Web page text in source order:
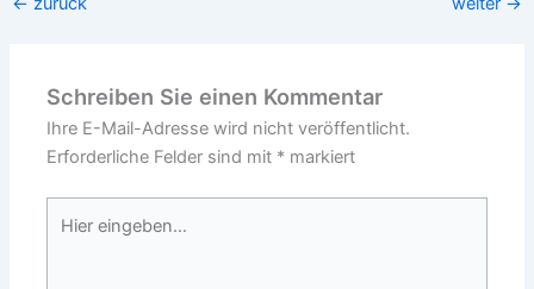
Schreiben Sie einen Kommentar
Ihre E-Mail-Adresse wird nicht veröffentlicht.
Erforderliche Felder sind mit * markiert
eingeben…